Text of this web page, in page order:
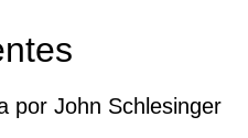
por John Schlesinger